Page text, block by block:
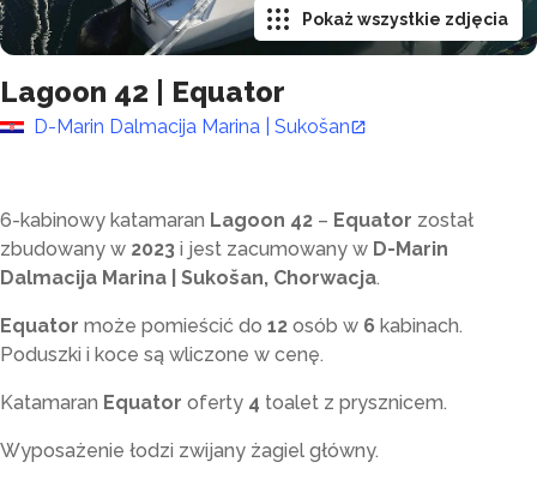
Lagoon 42 Equator
D-Marin Dalmacija Marina | Sukošan
Pokaż wszystkie zdjęcia
6-kabinowy katamaran Lagoon 42 – Equator został
zbudowany w 2023 i jest zacumowany w D-Marin
Dalmacija Marina | Sukošan, Chorwacja.
Equator może pomieścić do 12 osób w 6 kabinach.
Poduszki i koce są wliczone w cenę.
Katamaran Equator oferty 4 toalet z prysznicem.
Wyposażenie łodzi zwijany żagiel główny.